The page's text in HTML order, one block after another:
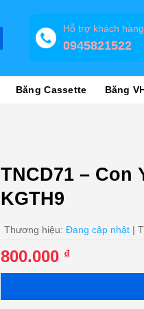
Hỗ trợ khách hàng
0945821522
Băng Cassette Băng
TNCD71 – Con
KGTH9
Thương hiệu: Đang cập nhật |
800.000 ₫